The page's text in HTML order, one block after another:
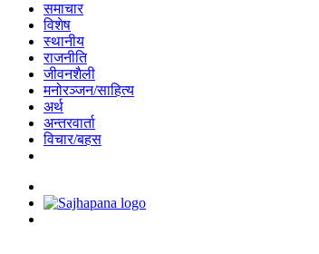
समाचार
विशेष
स्थानीय
राजनीति
जीवनशैली
मनोरञ्जन/साहित्य
अर्थ
अन्तरवार्ता
विचार/बहस